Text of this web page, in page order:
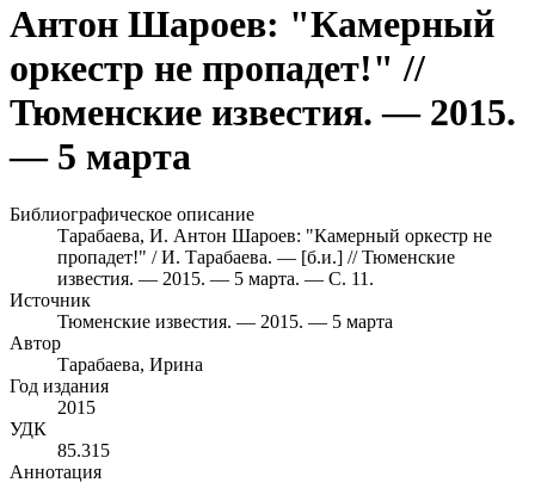
Антон Шароев: "Камерный
оркестр не пропадет!" //
Тюменские известия. — 2015.
— 5 марта
Библиографическое описание
Тарабаева, И. Антон Шароев: "Камерный оркестр не
пропадет!" / И. Тарабаева. — [б.и.] // Тюменские
известия. — 2015. — 5 марта. — С. 11.
Источник
Тюменские известия. — 2015. — 5 марта
Автор
Тарабаева, Ирина
Год издания
2015
УДК
85.315
Аннотация